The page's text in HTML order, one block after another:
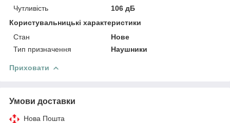
Чутливість
106 дБ
Користувальницькі характеристики
Стан
Нове
Тип призначення
Наушники
Приховати
Умови доставки
Нова Пошта